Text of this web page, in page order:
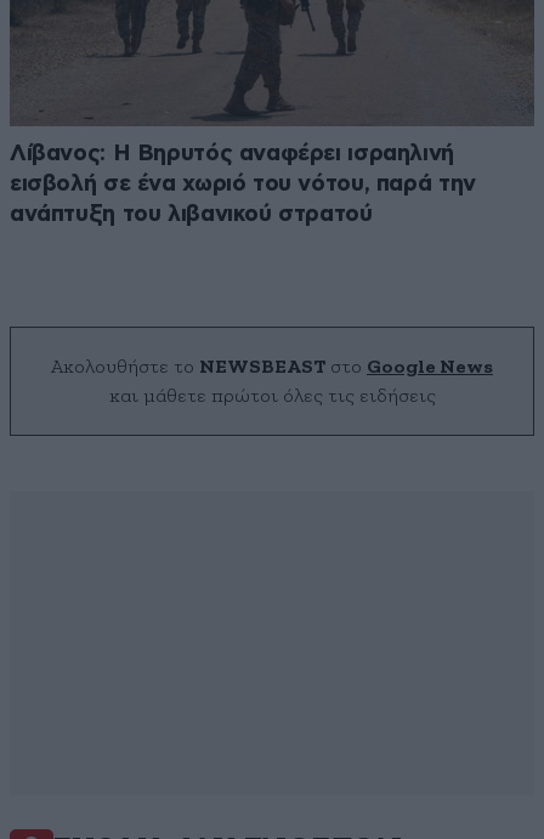
Λίβανος: Η Βηρυτός αναφέρει ισραηλινή
εισβολή σε ένα χωριό του νότου, παρά την
ανάπτυξη του λιβανικού στρατού
Ακολουθήστε το NEWSBEAST στο Google News
και μάθετε πρώτοι όλες τις ειδήσεις